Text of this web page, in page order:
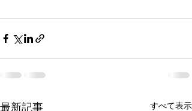
最新記事 すべて表示